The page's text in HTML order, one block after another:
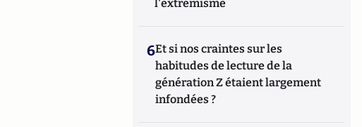
l'extrémisme
6Et si nos craintes sur les
habitudes de lecture de la
génération Z étaient largement
infondées ?